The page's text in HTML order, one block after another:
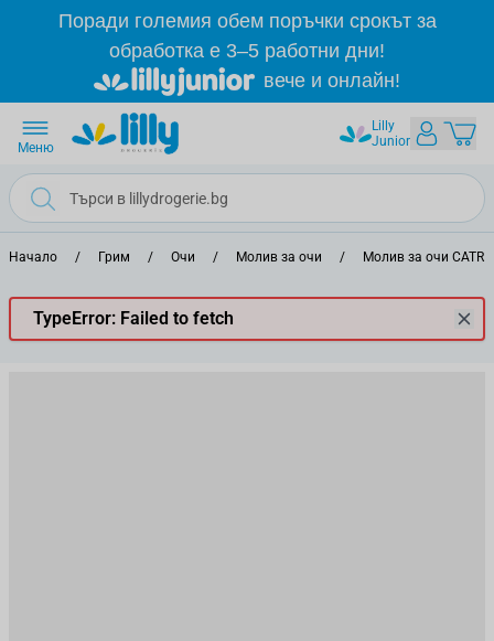
Прескачане към съдържанието
Поради големия обем поръчки срокът за
обработка е 3–5 работни дни!
вече и онлайн!
Lilly
Junior
Меню
Начало / Грим / Очи / Молив за очи / Молив за очи
TypeError: Failed to fetch